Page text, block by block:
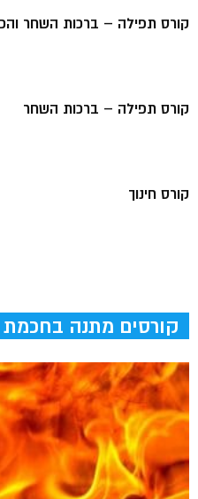
קורס תפילה – ברכות השחר
קורס תפילה – ברכות השחר
קורס חינוך
קורסים מתנה